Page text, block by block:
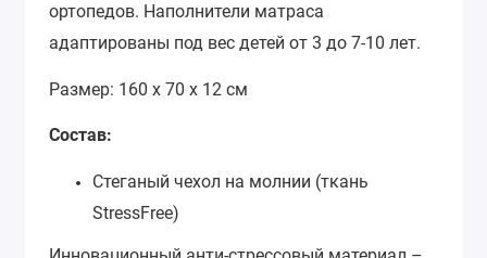
ортопедов. Наполнители матраса
адаптированы под вес детей от 3 до 7-10 лет.
Размер: 160 х 70 х 12 см
Состав:
Стеганый чехол на молнии (ткань
StressFree)